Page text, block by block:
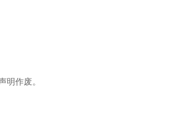
明作废。